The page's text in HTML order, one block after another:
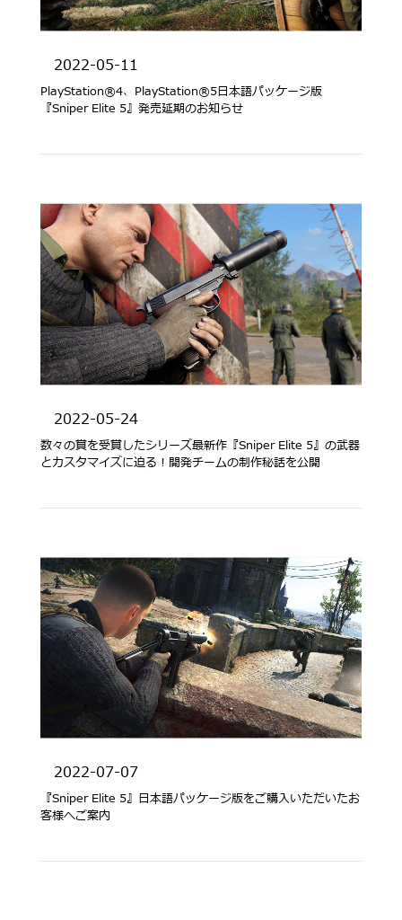
2022-05-11
PlayStation®4、PlayStation®5日本語パッケージ版
『Sniper Elite 5』発売延期のお知らせ
2022-05-24
数々の賞を受賞したシリーズ最新作『Sniper Elite 5』の武器
とカスタマイズに迫る！開発チームの制作秘話を公開
2022-07-07
『Sniper Elite 5』日本語パッケージ版をご購入いただいたお
客様へご案内